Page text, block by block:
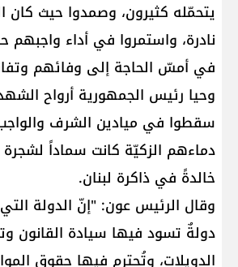
يتحمّله كثيرون، وصمدوا حيث كان
نادرة، واستمروا في أداء واجبهم
في أمسّ الحاجة إلى وفائهم
وحيا رئيس الجمهورية أرواح
سقطوا في ميادين الشرف
دماءهم الزكيّة كانت سماداً لشجرة
خالدةً في ذاكرة لبنان.
وقال الرئيس عون: "إنّ الدولة
دولةٌ تسود فيها سيادة القانون
الدويلات، وتُحترم فيها حقوق